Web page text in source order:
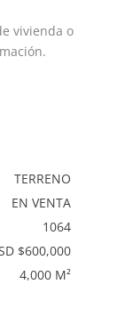
vivienda o
TERRENO
EN VENTA
1064
$600,000
4,000 M²